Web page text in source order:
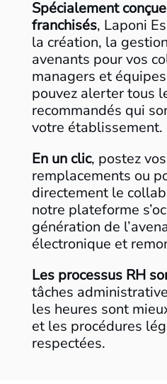
Spécialement
franchisés, Laponi
la création, la
avenants pour vos
managers et
pouvez alerter tous
recommandés qui
votre établissement.
En un clic, postez
remplacements ou
directement le
notre plateforme
génération de
électronique et
Les processus RH
tâches
les heures sont
et les procédures
respectées.